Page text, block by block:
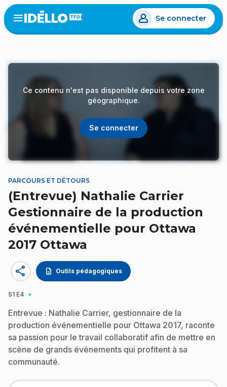
Aller
au
contenu
Open
menu
Se connecter
Ce contenu n'est pas disponible depuis votre zone
géographique.
Se connecter
PARCOURS ET DÉTOURS
(Entrevue) Nathalie Carrier
Gestionnaire de la production
événementielle pour Ottawa
2017 Ottawa
description Outils pédagogiques
share
S1 E4 ·
Entrevue : Nathalie Carrier, gestionnaire de la
production événementielle pour Ottawa 2017, raconte
sa passion pour le travail collaboratif afin de mettre en
scène de grands événements qui profitent à sa
communauté.